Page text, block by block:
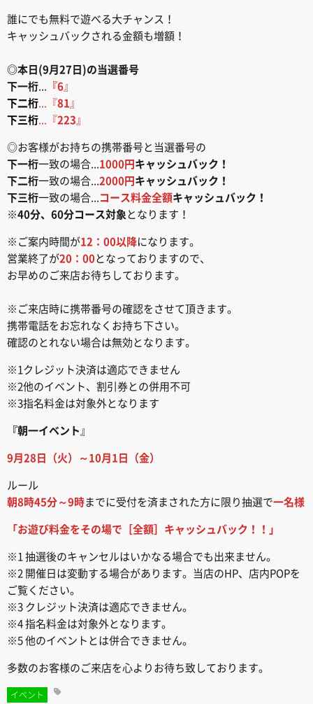
誰にでも無料で遊べる大チャンス！
キャッシュバックされる金額も増額！
◎本日(9月27日)の当選番号
下一桁... 『6 』
下二桁...『81 』
下三桁...『223 』
◎お客様がお持ちの携帯番号と当選番号の
下一桁一致の場合...1000円 キャッシュバック！
下二桁一致の場合...2000円 キャッシュバック！
下三桁一致の場合... コース料金全額キャッシュバック！
※40分、60分コース対象 となります！
※ご案内時間が12：00以降になります。
営業終了が20：00となっておりますので、
お早めのご来店お待ちしております。
※ご来店時に携帯番号の確認をさせて頂きます。
携帯電話をお忘れなくお持ち下さい。
確認のとれない場合は無効となります。
※1クレジット決済は適応できません
※2他のイベント、割引券との併用不可
※3指名料金は対象外となります
『朝一イベント 』
9月28日（火）～10月1日（金）
ルール
朝8時45分～9時までに受付を済まされた方に限り抽選で一名様
「お遊び料金をその場で［全額］キャッシュバック！！」
※1 抽選後のキャンセルはいかなる場合でも出来ません。
※2 開催日は変動する場合があります。当店のHP、店内POPを
ご覧ください。
※3 クレジット決済は適応できません。
※4 指名料金は対象外となります。
※5 他のイベントとは併合できません。
多数のお客様のご来店を心よりお待ち致しております。
イベント